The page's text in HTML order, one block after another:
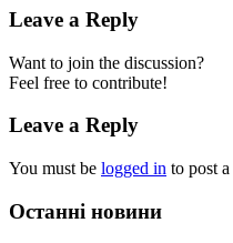
Leave a Reply
Want to join the discussion?
Feel free to contribute!
Leave a Reply
You must be logged in to post
Останні новини